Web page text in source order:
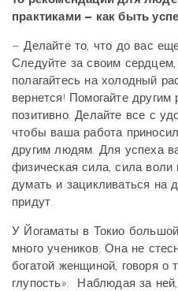
практиками – как быть
– Делайте то, что до вас
Следуйте за своим
полагайтесь на холодный
вернется! Помогайте другим
позитивно. Делайте все с
чтобы ваша работа
другим людям. Для успеха
физическая сила, сила
думать и зацикливаться на
придут.
У Йогаматы в Токио
много учеников. Она не
богатой женщиной, говоря о
глупость». Наблюдая за